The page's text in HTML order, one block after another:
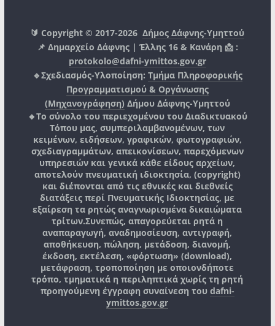
🔰 Copyright © 2017-2026Δήμος Δάφνης-Υμηττού
📌 Δημαρχείο Δάφνης | Έλλης 16 & Κανάρη 📩 :
protokolo@dafni-ymittos.gov.gr
🔹Σχεδιασμός-Υλοποίηση: Τμήμα Πληροφορικής
Προγραμματισμού & Οργάνωσης
(Μηχανογράφηση) Δήμου Δάφνης-Υμηττού
🔸Το σύνολο του περιεχομένου του Διαδικτυακού
Τόπου μας, συμπεριλαμβανομένων, των
κειμένων, ειδήσεων, γραφικών, φωτογραφιών,
σχεδιαγραμμάτων, απεικονίσεων, παρεχόμενων
υπηρεσιών και γενικά κάθε είδους αρχείων,
αποτελούν πνευματική ιδιοκτησία, (copyright)
και διέπονται από τις εθνικές και διεθνείς
διατάξεις περί Πνευματικής Ιδιοκτησίας, με
εξαίρεση τα ρητώς αναγνωρισμένα δικαιώματα
τρίτων.Συνεπώς, απαγορεύεται ρητά η
αναπαραγωγή, αναδημοσίευση, αντιγραφή,
αποθήκευση, πώληση, μετάδοση, διανομή,
έκδοση, εκτέλεση, «φόρτωση» (download),
μετάφραση, τροποποίηση με οποιονδήποτε
τρόπο, τμηματικά η περιληπτικά χωρίς τη ρητή
προηγούμενη έγγραφη συναίνεση του dafni-
ymittos.gov.gr